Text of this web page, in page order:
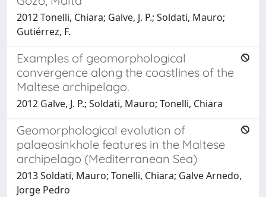
2012 Tonelli, Chiara; Galve, J. P.; Soldati, Mauro;
Gutiérrez, F.
Examples of geomorphological
convergence along the coastlines of the
Maltese archipelago.
2012 Galve, J. P.; Soldati, Mauro; Tonelli, Chiara
Geomorphological evolution of
palaeosinkhole features in the Maltese
archipelago (Mediterranean Sea)
2013 Soldati, Mauro; Tonelli, Chiara; Galve Arnedo,
Jorge Pedro